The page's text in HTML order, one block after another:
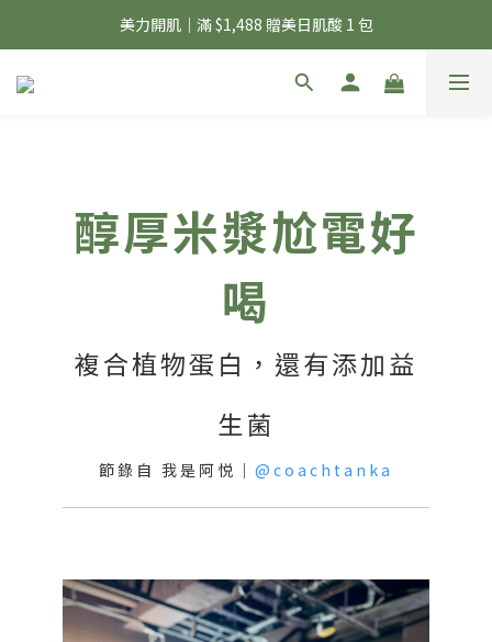
夏日輕補給｜500g 植物蛋白最低 $373 起
美力開肌｜滿 $1,488 贈美日肌酸 1 包
夏日輕補給｜500g 植物蛋白最低 $373 起
醇厚米漿尬電好
喝
複合植物蛋白，還有添加益
生菌
節錄自 我是阿悦｜ @coachtanka